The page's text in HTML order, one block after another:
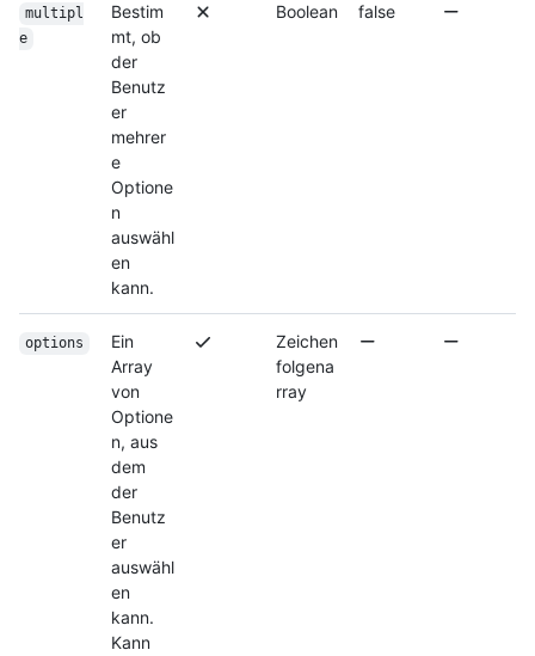
multipl
e
Bestim
mt, ob
der
Benutz
er
mehrer
e
Optione
n
auswähl
en
kann.
Boolean false
options
Ein
Array
von
Optione
n, aus
dem
der
Benutz
er
auswähl
en
kann.
Kann
Zeichen
folgena
rray